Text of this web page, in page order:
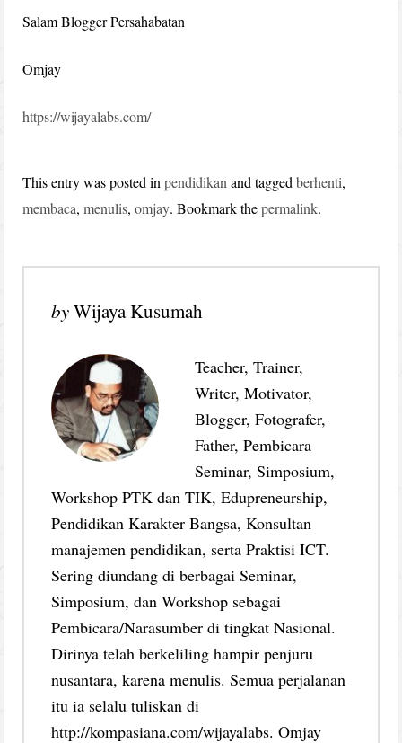
Salam Blogger Persahabatan
Omjay
https://wijayalabs.com/
This entry was posted inpendidikan and taggedberhenti,
membaca,menulis,omjay. Bookmark thepermalink.
byWijaya Kusumah
Teacher, Trainer,
Writer, Motivator,
Blogger, Fotografer,
Father, Pembicara
Seminar, Simposium,
Workshop PTK dan TIK, Edupreneurship,
Pendidikan Karakter Bangsa, Konsultan
manajemen pendidikan, serta Praktisi ICT.
Sering diundang di berbagai Seminar,
Simposium, dan Workshop sebagai
Pembicara/Narasumber di tingkat Nasional.
Dirinya telah berkeliling hampir penjuru
nusantara, karena menulis. Semua perjalanan
itu ia selalu tuliskan di
http://kompasiana.com/wijayalabs. Omjay